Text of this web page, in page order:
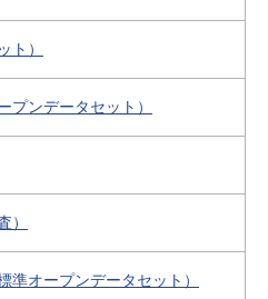
ト）
プンデータセット）
）
準オープンデータセット）